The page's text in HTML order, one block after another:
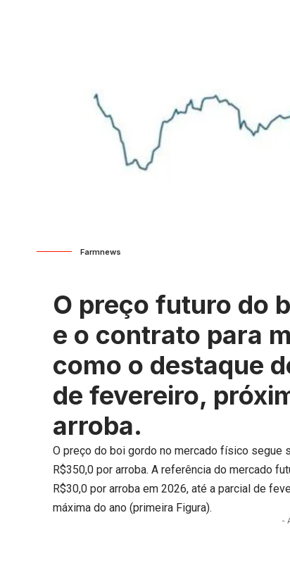
Farmnews
O preço futuro do
e o contrato para
como o destaque
de fevereiro,
arroba.
O preço do boi gordo no mercado físico segue
R$350,0 por arroba. A referência do mercado
R$30,0 por arroba em 2026, até a parcial de
máxima do ano (primeira Figura).
-